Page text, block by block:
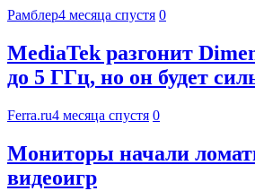
Рамблер4 месяца спустя 0
MediaTek разгонит
до 5 ГГц, но он будет
Ferra.ru4 месяца спустя 0
Мониторы начали
видеоигр